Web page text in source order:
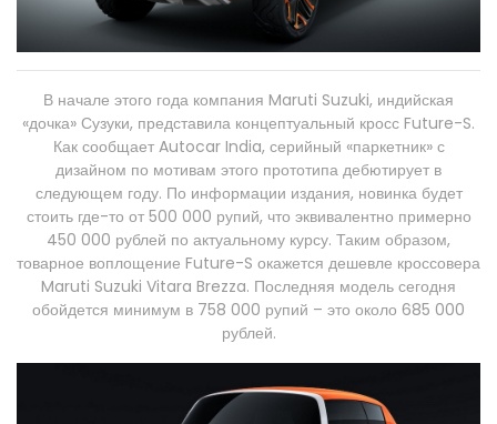
В начале этого года компания Maruti Suzuki, индийская
«дочка» Сузуки, представила концептуальный кросс Future-S.
Как сообщает Autocar India, серийный «паркетник» с
дизайном по мотивам этого прототипа дебютирует в
следующем году. По информации издания, новинка будет
стоить где-то от 500 000 рупий, что эквивалентно примерно
450 000 рублей по актуальному курсу. Таким образом,
товарное воплощение Future-S окажется дешевле кроссовера
Maruti Suzuki Vitara Brezza. Последняя модель сегодня
обойдется минимум в 758 000 рупий – это около 685 000
рублей.